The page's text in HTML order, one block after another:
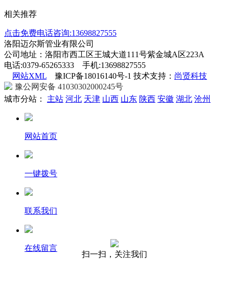
相关推荐
点击免费电话咨询:13698827555
洛阳迈尔斯管业有限公司
公司地址：洛阳市西工区王城大道111号紫金城A区223A
电话:0379-65265333 手机:13698827555
网站XML 豫ICP备18016140号-1 技术支持： 尚贤科技
豫公网安备 41030302000245号
城市分站：
主站 河北 天津 山西 山东 陕西 安徽 湖北 沧州
网站首页
一键拨号
联系我们
在线留言
扫一扫，关注我们